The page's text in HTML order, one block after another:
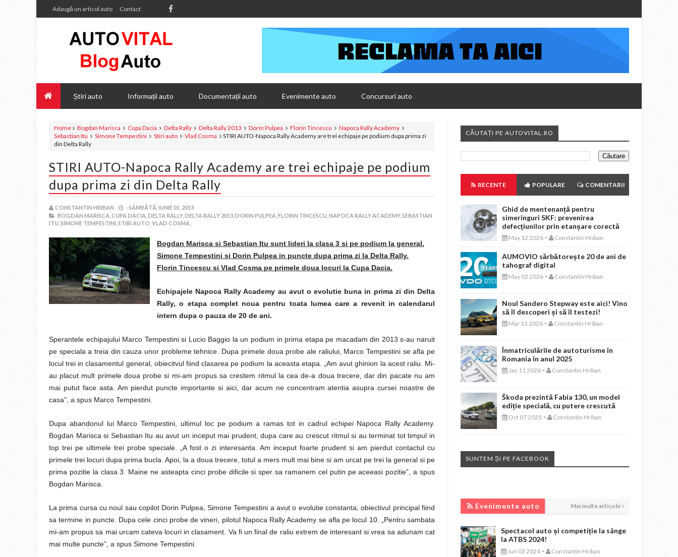
Adaugă un articol auto Contact
Știri auto Informații auto Documentații auto Evenimente auto Concursuri auto
Home Bogdan Marisca Cupa Dacia Delta Rally Delta Rally 2013 Dorin Pulpea Florin Tincescu
Napoca Rally Academy
Sebastian Itu
Simone Tempestini Stiri auto Vlad Cosma
STIRI AUTO-Napoca Rally Academy are trei echipaje pe podium dupa prima zi
din Delta Rally
STIRI AUTO-Napoca Rally Academy are trei echipaje pe podium
dupa prima zi din Delta Rally
CONSTANTIN HRIBAN -SÂMBĂTĂ, IUNIE 01, 2013
BOGDAN MARISCA, CUPA DACIA, DELTA RALLY, DELTA RALLY 2013, DORIN PULPEA, FLORIN TINCESCU, NAPOCA RALLY ACADEMY, SEBASTIAN
ITU, SIMONE TEMPESTINI, STIRI AUTO, VLAD COSMA,
Bogdan Marisca si Sebastian Itu sunt lideri la clasa 3 si pe podium la general.
Simone Tempestini si Dorin Pulpea in puncte dupa prima zi la Delta Rally.
Florin Tincescu si Vlad Cosma pe primele doua locuri la Cupa Dacia.
Echipajele Napoca Rally Academy au avut o evolutie buna in prima zi din Delta
Rally, o etapa complet noua pentru toata lumea care a revenit in calendarul
intern dupa o pauza de 20 de ani.
Sperantele echipajului Marco Tempestini si Lucio Baggio la un podium in prima etapa pe macadam din 2013 s-au naruit
pe speciala a treia din cauza unor probleme tehnice. Dupa primele doua probe ale raliului, Marco Tempestini se afla pe
locul trei in clasamentul general, obiecitvul fiind clasarea pe podium la aceasta etapa. „Am avut ghinion la acest raliu. Mi-
au placut mult primele doua probe si mi-am propus sa crestem ritmul la cea de-a doua trecere, dar din pacate nu am
mai putut face asta. Am pierdut puncte importante si aici, dar acum ne concentram atentia asupra cursei noastre de
casa”, a spus Marco Tempestini.
Dupa abandonul lui Marco Tempestini, ultimul loc pe podium a ramas tot in cadrul echipei Napoca Rally Academy.
Bogdan Marisca si Sebastian Itu au avut un inceput mai prudent, dupa care au crescut ritmul si au terminat tot timpul in
top trei pe ultimele trei probe speciale. „A fost o zi interesanta. Am inceput foarte prudent si am pierdut contactul cu
primele trei locuri dupa prima bucla. Apoi, la a doua trecere, totul a mers mult mai bine si am urcat pe trei la general si pe
prima pozitie la clasa 3. Maine ne asteapta cinci probe dificile si sper sa ramanem cel putin pe aceeasi pozitie”, a spus
Bogdan Marisca.
La prima cursa cu noul sau copilot Dorin Pulpea, Simone Tempestini a avut o evolutie constanta, obiectivul principal fiind
sa termine in puncte. Dupa cele cinci probe de vineri, pilotul Napoca Rally Academy se afla pe locul 10. „Pentru sambata
mi-am propus sa mai urcam cateva locuri in clasament. Va fi un final de raliu extrem de interesant si vrea sa adunam cat
mai multe puncte”, a spus Simone Tempestini.
CĂUTAȚI PE AUTOVITAL.RO
RECENTE POPULARE COMENTARII
Ghid de mentenanță pentru
simeringuri SKF: prevenirea
defecțiunilor prin etanșare corectă
May 12 2026 - Constantin Hriban
AUMOVIO sărbătorește 20 de ani de
tahograf digital
May 02 2026 - Constantin Hriban
Noul Sandero Stepway este aici! Vino
să îl descoperi și să îl testezi!
Mar 13 2026 - Constantin Hriban
Înmatriculările de autoturisme în
Romania în anul 2025
Jan 11 2026 - Constantin Hriban
Škoda prezintă Fabia 130, un model
ediție specială, cu putere crescută
Oct 07 2025 - Constantin Hriban
SUNTEM ȘI PE FACEBOOK
Evenimente auto Mai multe articole
Spectacol auto și competiție la sânge
la ATBS 2024!
Jun 03 2024 - Constantin Hriban